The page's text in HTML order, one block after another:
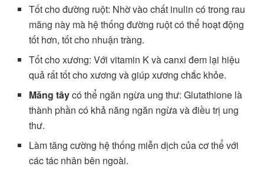
Tốt cho đường ruột: Nhờ vào chất inulin có trong rau
măng này mà hệ thống đường ruột có thể hoạt động
tốt hơn, tốt cho nhuận tràng.
Tốt cho xương: Với vitamin K và canxi đem lại hiệu
quả rất tốt cho xương và giúp xương chắc khỏe.
Măng tâycó thể ngăn ngừa ung thư: Glutathione là
thành phần có khả năng ngăn ngừa và điều trị ung
thư.
Làm tăng cường hệ thống miễn dịch của cơ thể với
các tác nhân bên ngoài.